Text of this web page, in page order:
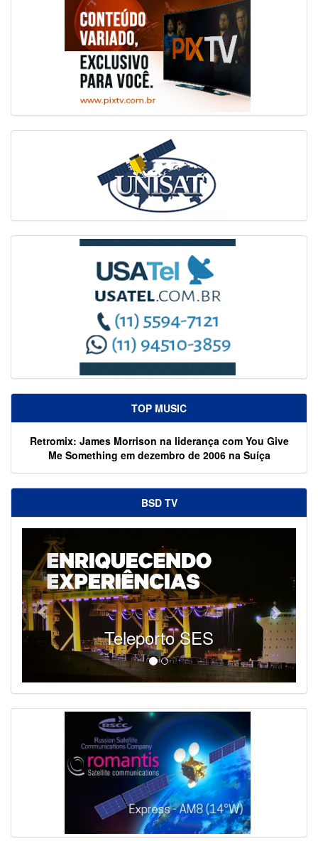
TOP MUSIC
Retromix: James Morrison na liderança com You Give
Me Something em dezembro de 2006 na Suíça
BSD TV
Teleporto SES